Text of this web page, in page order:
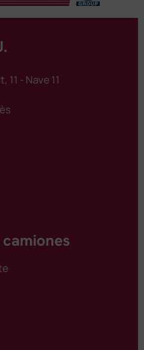
11 - Nave 11